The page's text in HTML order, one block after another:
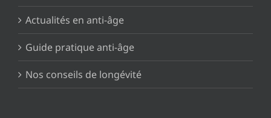
Actualités en anti-âge
Guide pratique anti-âge
Nos conseils de longévité